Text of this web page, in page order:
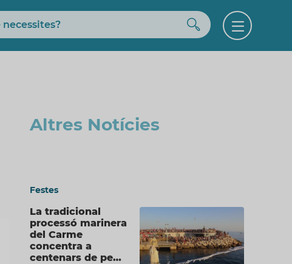
Buscar
Open
Altres Notícies
Festes
La tradicional
processó marinera
del Carme
concentra a
centenars de pe…